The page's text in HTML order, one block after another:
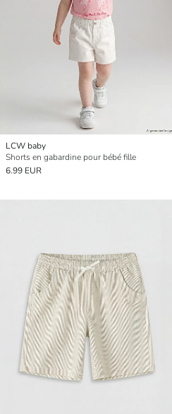
LCW baby
Shorts en gabardine pour bébé fille
6.99 EUR